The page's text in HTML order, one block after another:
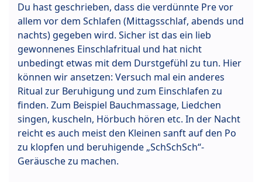
Du hast geschrieben, dass die verdünnte Pre vor
allem vor dem Schlafen (Mittagsschlaf, abends und
nachts) gegeben wird. Sicher ist das ein lieb
gewonnenes Einschlafritual und hat nicht
unbedingt etwas mit dem Durstgefühl zu tun. Hier
können wir ansetzen: Versuch mal ein anderes
Ritual zur Beruhigung und zum Einschlafen zu
finden. Zum Beispiel Bauchmassage, Liedchen
singen, kuscheln, Hörbuch hören etc. In der Nacht
reicht es auch meist den Kleinen sanft auf den Po
zu klopfen und beruhigende „SchSchSch“-
Geräusche zu machen.